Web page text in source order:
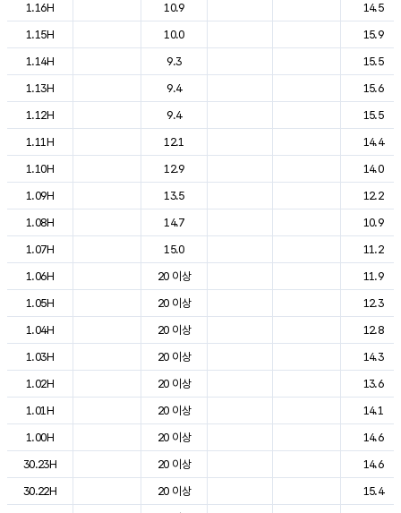
1.16H
10.9
14.5
1.15H
10.0
15.9
1.14H
9.3
15.5
1.13H
9.4
15.6
1.12H
9.4
15.5
1.11H
12.1
14.4
1.10H
12.9
14.0
1.09H
13.5
12.2
1.08H
14.7
10.9
1.07H
15.0
11.2
1.06H
20 이상
11.9
1.05H
20 이상
12.3
1.04H
20 이상
12.8
1.03H
20 이상
14.3
1.02H
20 이상
13.6
1.01H
20 이상
14.1
1.00H
20 이상
14.6
30.23H
20 이상
14.6
30.22H
20 이상
15.4